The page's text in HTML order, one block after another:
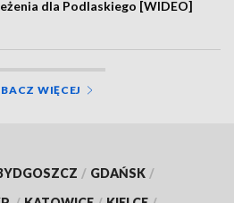
dla Podlaskiego [WIDEO]
WIĘCEJ
/ GDAŃSK /